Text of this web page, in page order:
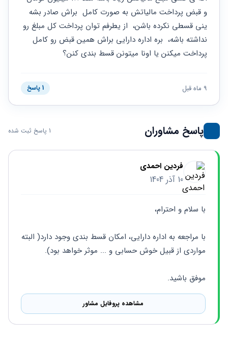
برنامه نویسی
طلاق
حقوقی
مهریه
حقوقی
کسب
سئو و
بهینه
سازی
سایت
ثبت
شرکت
پرداخت میکنن یا اونا میتونن قسط بندی کنن؟
9 ماه قبل 1 پاسخ
پاسخ مشاوران 1 پاسخ ثبت شده
فردین احمدی
10 آذر 1404
با سلام و احترام،
مواردی از قبیل خوش حسابی و ... موثر خواهد بود).
موفق باشید.
مشاهده پروفایل مشاور